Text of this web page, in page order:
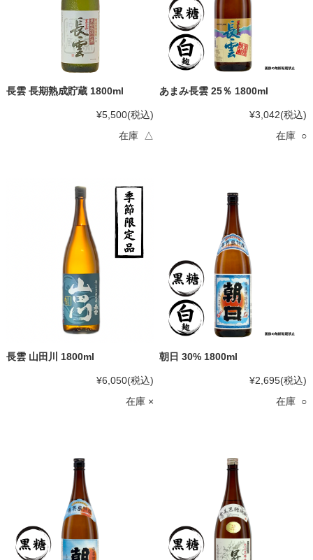
長雲 長期熟成貯蔵 1800ml
¥5,500(税込)
在庫 △
あまみ長雲 25％ 1800ml
¥3,042(税込)
在庫 ○
長雲 山田川 1800ml
¥6,050(税込)
在庫 ×
朝日 30% 1800ml
¥2,695(税込)
在庫 ○